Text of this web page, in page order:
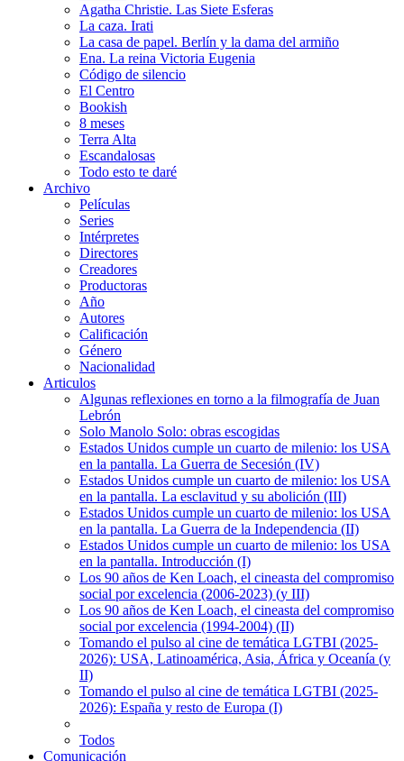
Agatha Christie. Las Siete Esferas
La caza. Irati
La casa de papel. Berlín y la dama del armiño
Ena. La reina Victoria Eugenia
Código de silencio
El Centro
Bookish
8 meses
Terra Alta
Escandalosas
Todo esto te daré
Archivo
Películas
Series
Intérpretes
Directores
Creadores
Productoras
Año
Autores
Calificación
Género
Nacionalidad
Articulos
Algunas reflexiones en torno a la filmografía de Juan
Lebrón
Solo Manolo Solo: obras escogidas
Estados Unidos cumple un cuarto de milenio: los USA
en la pantalla. La Guerra de Secesión (IV)
Estados Unidos cumple un cuarto de milenio: los USA
en la pantalla. La esclavitud y su abolición (III)
Estados Unidos cumple un cuarto de milenio: los USA
en la pantalla. La Guerra de la Independencia (II)
Estados Unidos cumple un cuarto de milenio: los USA
en la pantalla. Introducción (I)
Los 90 años de Ken Loach, el cineasta del compromiso
social por excelencia (2006-2023) (y III)
Los 90 años de Ken Loach, el cineasta del compromiso
social por excelencia (1994-2004) (II)
Tomando el pulso al cine de temática LGTBI (2025-
2026): USA, Latinoamérica, Asia, África y Oceanía (y
II)
Tomando el pulso al cine de temática LGTBI (2025-
2026): España y resto de Europa (I)
Todos
Comunicación